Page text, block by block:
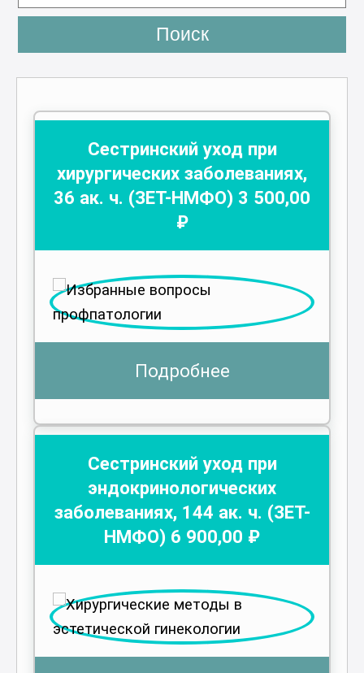
Поиск
Сестринский уход при
хирургических заболеваниях,
36 ак. ч. (ЗЕТ-НМФО) 3 500,00
₽
Подробнее
Сестринский уход при
эндокринологических
заболеваниях, 144 ак. ч. (ЗЕТ-
НМФО) 6 900,00 ₽